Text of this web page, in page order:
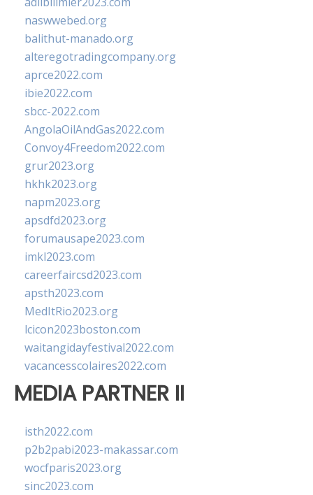
naswwebed.org
balithut-manado.org
alteregotradingcompany.org
aprce2022.com
ibie2022.com
sbcc-2022.com
AngolaOilAndGas2022.com
Convoy4Freedom2022.com
grur2023.org
hkhk2023.org
napm2023.org
apsdfd2023.org
forumausape2023.com
imkl2023.com
careerfaircsd2023.com
apsth2023.com
MedItRio2023.org
lcicon2023boston.com
waitangidayfestival2022.com
vacancesscolaires2022.com
MEDIA PARTNER II
isth2022.com
p2b2pabi2023-makassar.com
wocfparis2023.org
sinc2023.com